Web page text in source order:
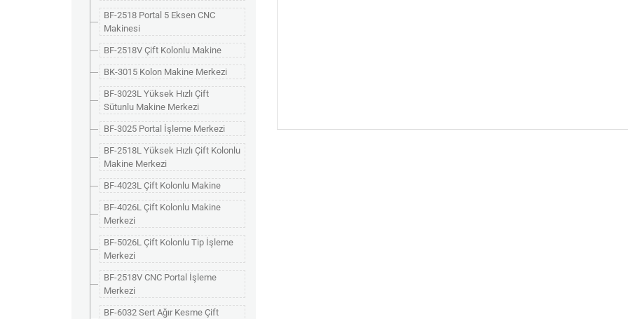
BF-2518 Portal 5 Eksen CNC
Makinesi
BF-2518V Çift Kolonlu Makine
BK-3015 Kolon Makine Merkezi
BF-3023L Yüksek Hızlı Çift
Sütunlu Makine Merkezi
BF-3025 Portal İşleme Merkezi
BF-2518L Yüksek Hızlı Çift Kolonlu
Makine Merkezi
BF-4023L Çift Kolonlu Makine
BF-4026L Çift Kolonlu Makine
Merkezi
BF-5026L Çift Kolonlu Tip İşleme
Merkezi
BF-2518V CNC Portal İşleme
Merkezi
BF-6032 Sert Ağır Kesme Çift